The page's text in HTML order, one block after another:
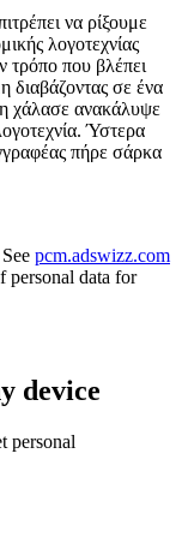
να ρίξουμε
λογοτεχνίας
τρόπο που βλέπει
διαβάζοντας σε ένα
χάλασε ανακάλυψε
Ύστερα
πήρε σάρκα
pcm.adswizz.com
personal data for
device
personal